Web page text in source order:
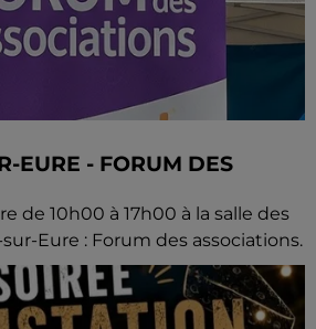
EURE - FORUM DES
de 10h00 à 17h00 à la salle des
Eure : Forum des associations.